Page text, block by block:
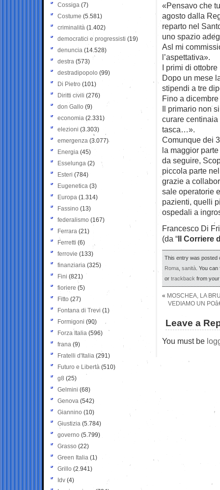
«Pensavo che
agosto dalla
reparto nel
uno spazio
Asl mi
l’aspettativa».
I primi di
Dopo un mese
stipendi a tre
Fino a
Il primario non
curare
tasca…».
Comunque dei
la maggior
da seguire,
piccola parte
grazie a
sale operatorie
pazienti, quelli
ospedali a
Francesco Di
(da “Il Corriere
This entry was posted
Roma,sanità. You
ortrackbackfrom your
« MOSCHEA, LA
VEDIAMO UN
Leave a
You must be
Cossiga (7)
Costume (5.581)
criminalità (1.402)
democratici e progressisti (19)
denuncia (14.528)
destra (573)
destradipopolo (99)
Di Pietro (101)
Diritti civili (276)
don Gallo (9)
economia (2.331)
elezioni (3.303)
emergenza (3.077)
Energia (45)
Esselunga (2)
Esteri (784)
Eugenetica (3)
Europa (1.314)
Fassino (13)
federalismo (167)
Ferrara (21)
Ferretti (6)
ferrovie (133)
finanziaria (325)
Fini (821)
fioriere (5)
Fitto (27)
Fontana di Trevi (1)
Formigoni (90)
Forza Italia (596)
frana (9)
Fratelli d'Italia (291)
Futuro e Libertà (510)
g8 (25)
Gelmini (68)
Genova (542)
Giannino (10)
Giustizia (5.784)
governo (5.799)
Grasso (22)
Green Italia (1)
Grillo (2.941)
Idv (4)